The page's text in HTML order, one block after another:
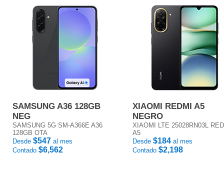
SAMSUNG A36 128GB
NEG
SAMSUNG 5G SM-A366E A36
128GB OTA
Desde $547 al mes
Contado $6,562
XIAOMI REDMI A5
NEGRO
XIAOMI LTE 25028RN03L
A5
Desde $184 al mes
Contado $2,198